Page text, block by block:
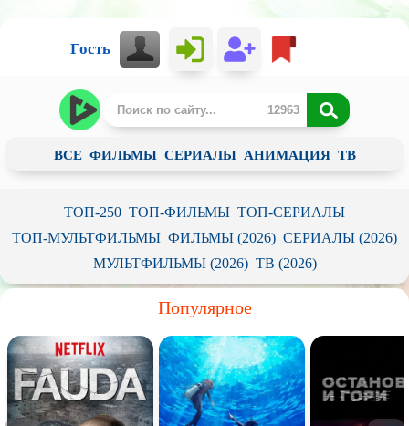
Гость
ВСЕ ФИЛЬМЫ СЕРИАЛЫ АНИМАЦИЯ ТВ
ТОП-250 ТОП-ФИЛЬМЫ ТОП-СЕРИАЛЫ
ТОП-МУЛЬТФИЛЬМЫ ФИЛЬМЫ (2026) СЕРИАЛЫ (2026)
МУЛЬТФИЛЬМЫ (2026) ТВ (2026)
Популярное